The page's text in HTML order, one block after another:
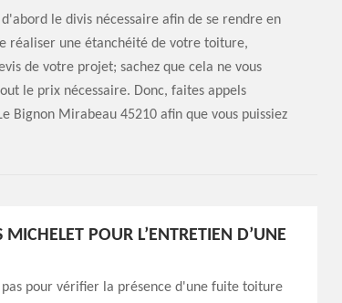
le divis nécessaire afin de se rendre en
réaliser une étanchéité de votre toiture,
de votre projet; sachez que cela ne vous
le prix nécessaire. Donc, faites appels
Bignon Mirabeau 45210 afin que vous puissiez
POUR L’ENTRETIEN D’UNE
pas pour vérifier la présence d'une fuite toiture